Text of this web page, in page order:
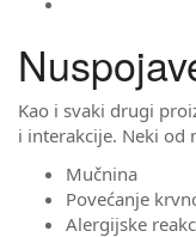
Kao i svaki drugi
i interakcije. Neki od
Mučnina
Povećanje
Alergijske